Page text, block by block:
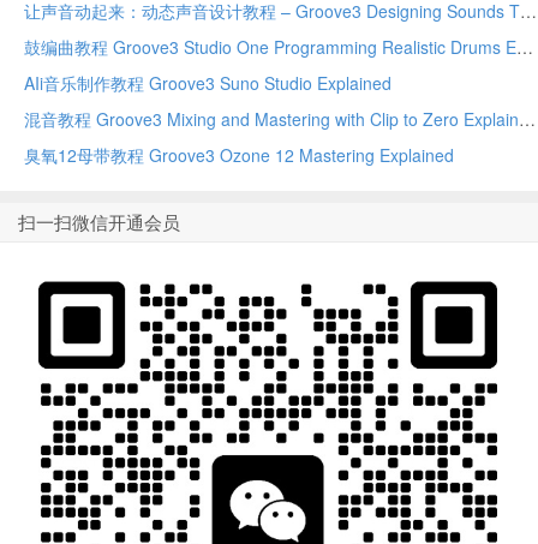
让声音动起来：动态声音设计教程 – Groove3 Designing Sounds That Move TUTORiAL-FANTASTiC
鼓编曲教程 Groove3 Studio One Programming Realistic Drums Explained
AIi音乐制作教程 Groove3 Suno Studio Explained
混音教程 Groove3 Mixing and Mastering with Clip to Zero Explained
臭氧12母带教程 Groove3 Ozone 12 Mastering Explained
扫一扫微信开通会员